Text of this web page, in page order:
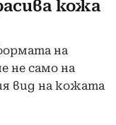
кожа
на
не само на
вид на кожата